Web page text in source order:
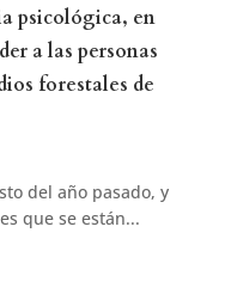
psicológica, en
a las personas
forestales de
del año pasado, y
que se están...